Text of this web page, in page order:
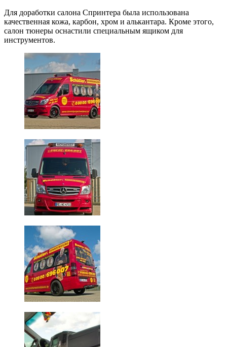
Для доработки салона Спринтера была использована
качественная кожа, карбон, хром и алькантара. Кроме этого,
салон тюнеры оснастили специальным ящиком для
инструментов.